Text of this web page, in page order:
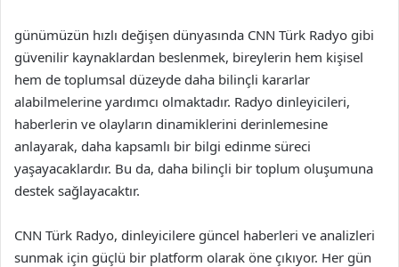
günümüzün hızlı değişen dünyasında CNN Türk Radyo gibi
güvenilir kaynaklardan beslenmek, bireylerin hem kişisel
hem de toplumsal düzeyde daha bilinçli kararlar
alabilmelerine yardımcı olmaktadır. Radyo dinleyicileri,
haberlerin ve olayların dinamiklerini derinlemesine
anlayarak, daha kapsamlı bir bilgi edinme süreci
yaşayacaklardır. Bu da, daha bilinçli bir toplum oluşumuna
destek sağlayacaktır.
CNN Türk Radyo, dinleyicilere güncel haberleri ve analizleri
sunmak için güçlü bir platform olarak öne çıkıyor. Her gün